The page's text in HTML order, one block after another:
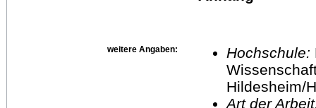
weitere Angaben: Hochschule:
Hildesheim/
Art der